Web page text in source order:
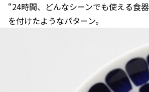
“24時間、どんなシーンでも使える食
を付けたようなパターン。